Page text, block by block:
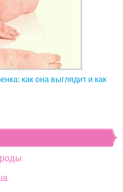
как она выглядит и как